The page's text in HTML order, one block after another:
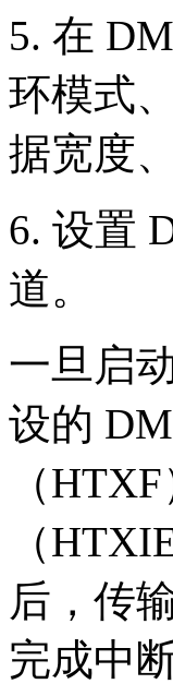
5. 在
环模式
据宽度
6. 设置
道。
一旦启
设的
（
（
后，传
完成中